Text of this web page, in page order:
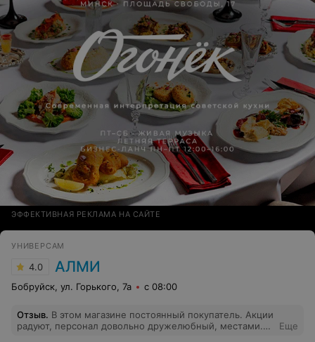
ЭФФЕКТИВНАЯ РЕКЛАМА НА САЙТЕ
УНИВЕРСАМ
4.0 АЛМИ
Бобруйск, ул. Горького, 7а с 08:00
Отзыв. В этом магазине постоянный покупатель. Акции
радуют, персонал довольно дружелюбный, местами.
Еще